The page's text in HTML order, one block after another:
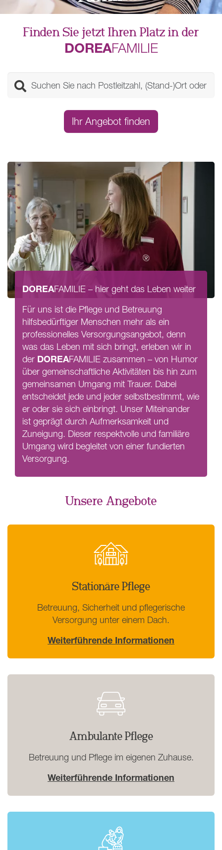
Finden Sie jetzt Ihren Platz in der
DOREAFAMILIE
Ihr Angebot finden
DOREAFAMILIE – hier geht das Leben weiter
Für uns ist die Pflege und Betreuung
hilfsbedürftiger Menschen mehr als ein
professionelles Versorgungsangebot, denn
was das Leben mit sich bringt, erleben wir in
der DOREAFAMILIE zusammen – von Humor
über gemeinschaftliche Aktivitäten bis hin zum
gemeinsamen Umgang mit Trauer. Dabei
entscheidet jede und jeder selbstbestimmt, wie
er oder sie sich einbringt. Unser Miteinander
ist geprägt durch Aufmerksamkeit und
Zuneigung. Dieser respektvolle und familiäre
Umgang wird begleitet von einer fundierten
Versorgung.
Unsere Angebote
Stationäre Pflege
Betreuung, Sicherheit und pflegerische
Versorgung unter einem Dach.
Weiterführende Informationen
Ambulante Pflege
Betreuung und Pflege im eigenen Zuhause.
Weiterführende Informationen